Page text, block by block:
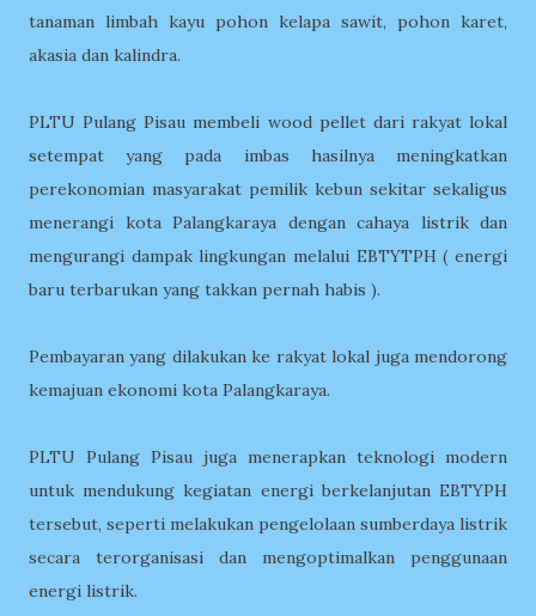
tanaman limbah kayu pohon kelapa sawit, pohon karet,
akasia dan kalindra.
PLTU Pulang Pisau membeli wood pellet dari rakyat lokal
setempat yang pada imbas hasilnya meningkatkan
perekonomian masyarakat pemilik kebun sekitar sekaligus
menerangi kota Palangkaraya dengan cahaya listrik dan
mengurangi dampak lingkungan melalui EBTYTPH ( energi
baru terbarukan yang takkan pernah habis ).
Pembayaran yang dilakukan ke rakyat lokal juga mendorong
kemajuan ekonomi kota Palangkaraya.
PLTU Pulang Pisau juga menerapkan teknologi modern
untuk mendukung kegiatan energi berkelanjutan EBTYPH
tersebut, seperti melakukan pengelolaan sumberdaya listrik
secara terorganisasi dan mengoptimalkan penggunaan
energi listrik.